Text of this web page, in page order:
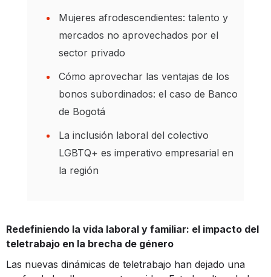
Mujeres afrodescendientes: talento y
mercados no aprovechados por el
sector privado
Cómo aprovechar las ventajas de los
bonos subordinados: el caso de Banco
de Bogotá
La inclusión laboral del colectivo
LGBTQ+ es imperativo empresarial en
la región
Redefiniendo la vida laboral y familiar: el impacto del
teletrabajo en la brecha de género
Las nuevas dinámicas de teletrabajo han dejado una